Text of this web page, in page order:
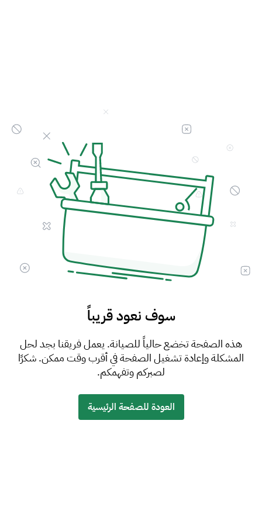
سوف نعود قريباً
هذه الصفحة تخضع حالياً للصيانة. يعمل فريقنا بجد لحل
المشكلة وإعادة تشغيل الصفحة في أقرب وقت ممكن. شكرًا
لصبركم وتفهمكم.
العودة للصفحة الرئيسية